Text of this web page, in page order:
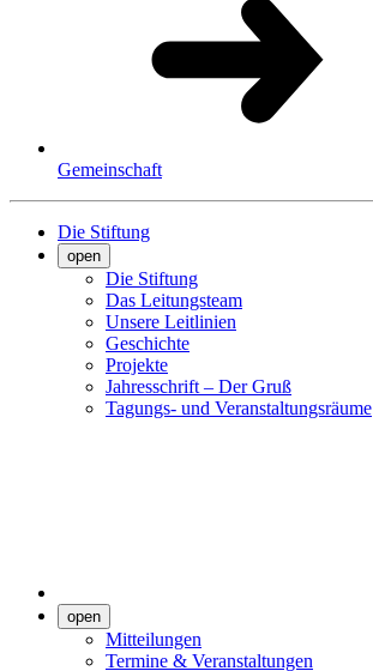
Gemeinschaft
Die Stiftung
open
Die Stiftung
Das Leitungsteam
Unsere Leitlinien
Geschichte
Projekte
Jahresschrift – Der Gruß
Tagungs- und Veranstaltungsräume
open
Mitteilungen
Termine & Veranstaltungen